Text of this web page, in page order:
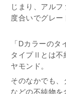
じまり、アル
度合いでグレー
「Dカラーの
タイプⅡとは不
ヤモンド。
そのなかでも
などの不純物